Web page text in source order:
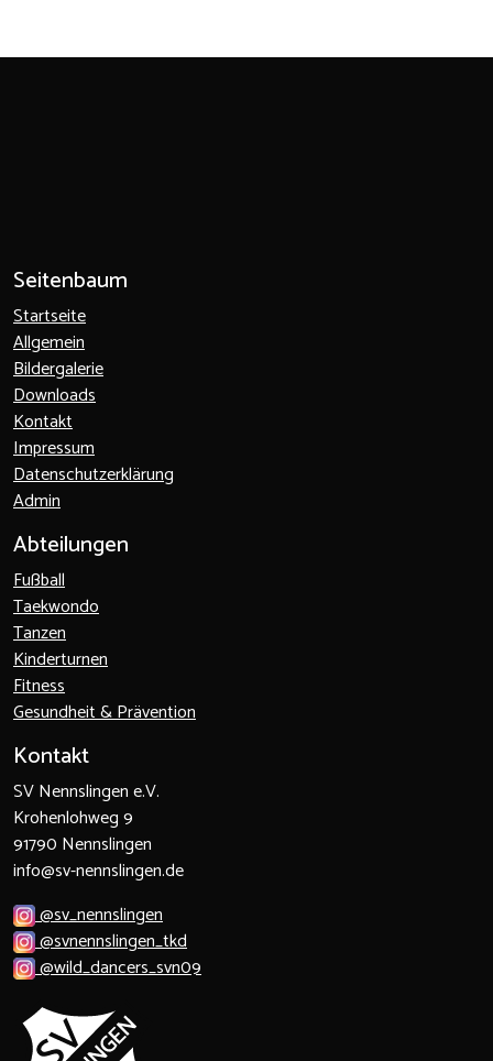
Seitenbaum
Startseite
Allgemein
Bildergalerie
Downloads
Kontakt
Impressum
Datenschutzerklärung
Admin
Abteilungen
Fußball
Taekwondo
Tanzen
Kinderturnen
Fitness
Gesundheit & Prävention
Kontakt
SV Nennslingen e.V.
Krohenlohweg 9
91790 Nennslingen
info@sv-nennslingen.de
@sv_nennslingen
@svnennslingen_tkd
@wild_dancers_svn09